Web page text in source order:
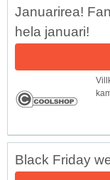
Januarirea!
hela januari!
Black Friday